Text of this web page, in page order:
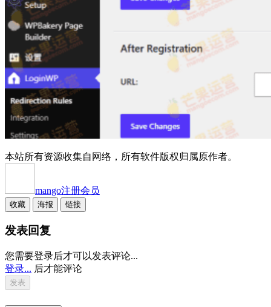
本站所有资源收集自网络，所有软件版权归属原作者。
mango注册会员
收藏 海报 链接
发表回复
您需要登录后才可以发表评论...
登录... 后才能评论